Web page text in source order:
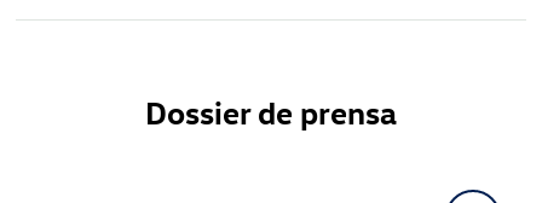
Dossier de prensa